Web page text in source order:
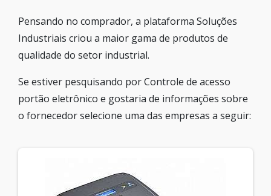
Pensando no comprador, a plataforma Soluções
Industriais criou a maior gama de produtos de
qualidade do setor industrial.
Se estiver pesquisando por Controle de acesso
portão eletrônico e gostaria de informações sobre
o fornecedor selecione uma das empresas a seguir: